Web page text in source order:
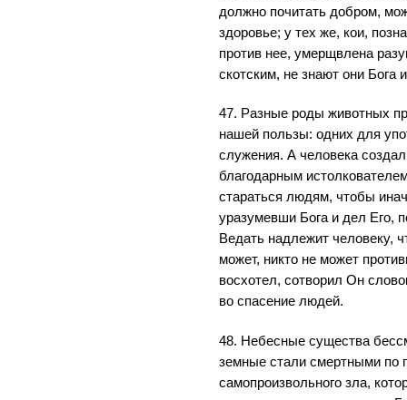
должно почитать добром,
здоровье; у тех же, кои,
против нее, умерщвлена
скотским, не знают они Бога
47. Разные роды животных
нашей пользы: одних для
служения. А человека
благодарным
стараться людям, чтобы
уразумевши Бога и дел Его,
Ведать надлежит человеку,
может, никто не может
восхотел, сотворил Он
во спасение людей.
48. Небесные существа
земные стали смертными по
самопроизвольного зла,